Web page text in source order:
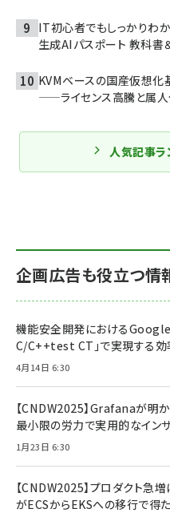
IT初心者でもしっかりわ
生成AIパスポート 教科書
KVMベースの国産仮想
——ライセンス高騰と属人
人気記事ラ
企画広告も役立つ情
機能安全開発における
C/C++test CT」で実現する効
4月14日 6:30
【CNDW2025】Grafanaが明か
最小限の労力で実用的なイン
1月23日 6:30
【CNDW2025】プロダクト急
がECSからEKSへの移行で得